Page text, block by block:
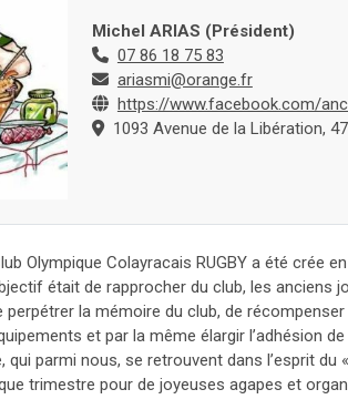
Michel ARIAS (Président)
07 86 18 75 83
ariasmi@orange.fr
https://www.facebook.com/
1093 Avenue de la Libération,
Olympique Colayracais RUGBY a été crée
était de rapprocher du club, les anciens
la mémoire du club, de récompenser
et par la même élargir l’adhésion
parmi nous, se retrouvent dans l’esprit du
trimestre pour de joyeuses agapes et